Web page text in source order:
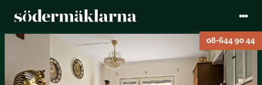
08-644 90 44